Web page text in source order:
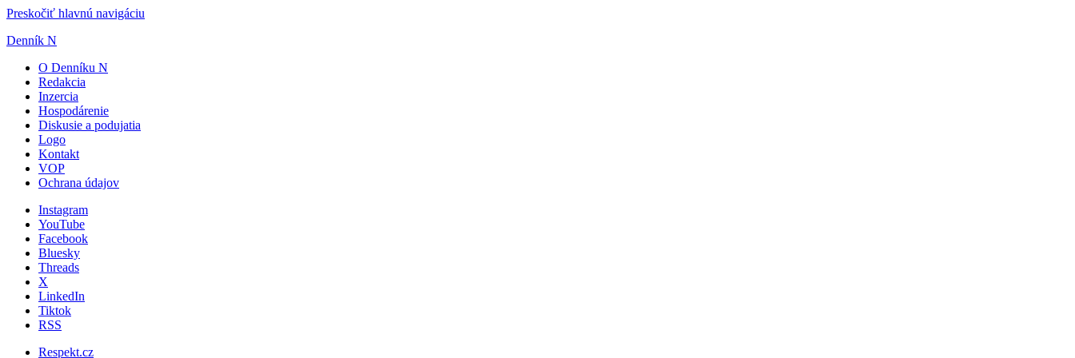
Preskočiť hlavnú navigáciu
Denník N
O Denníku N
Redakcia
Inzercia
Hospodárenie
Diskusie a podujatia
Logo
Kontakt
VOP
Ochrana údajov
Instagram
YouTube
Facebook
Bluesky
Threads
X
LinkedIn
Tiktok
RSS
Respekt.cz